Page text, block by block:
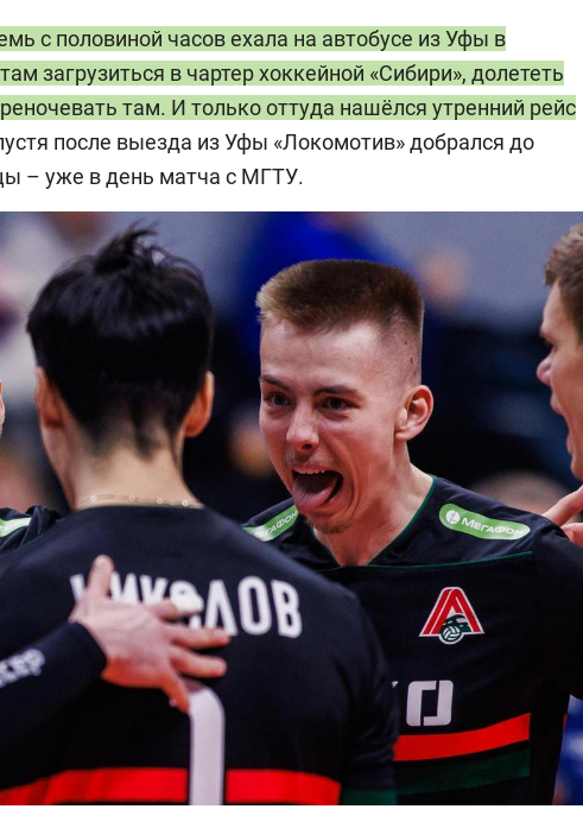
с половиной часов ехала на автобусе из Уфы в
загрузиться в чартер хоккейной «Сибири», долететь
там. И только оттуда нашёлся утренний рейс
после выезда из Уфы «Локомотив» добрался до
– уже в день матча с МГТУ.